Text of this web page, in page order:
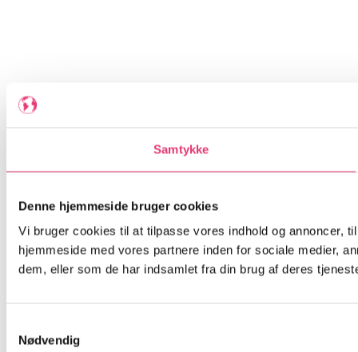
Samtykke
Denne hjemmeside bruger cookies
Vi bruger cookies til at tilpasse vores indhold og annoncer,
hjemmeside med vores partnere inden for sociale medier,
dem, eller som de har indsamlet fra din brug af deres
Nødvendig